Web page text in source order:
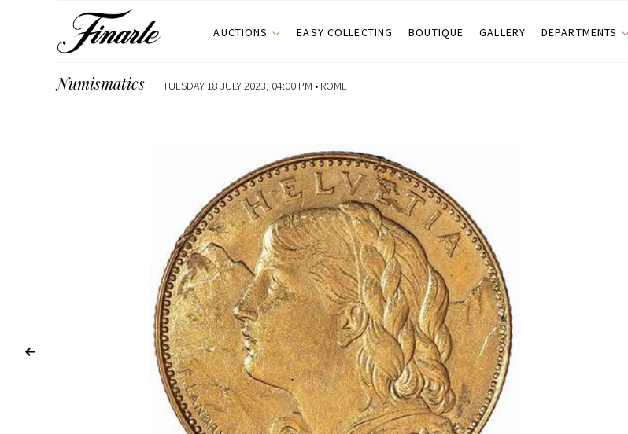
AUCTIONS EASY COLLECTING BOUTIQUE GALLERY DEPARTMENTS
Numismatics TUESDAY 18 JULY 2023, 04:00 PM • ROME